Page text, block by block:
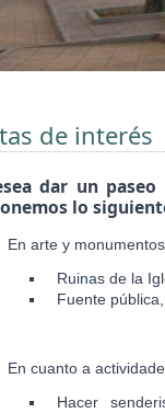
de interés
dar un
lo
En arte y
Ruinas de la
Fuente
En cuanto a
Hacer